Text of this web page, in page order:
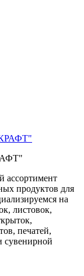
ассортимент
продуктов для
на
листовок,
печатей,
сувенирной